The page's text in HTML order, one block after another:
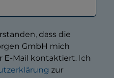
dass die
GmbH mich
E-Mail kontaktiert. Ich
zur